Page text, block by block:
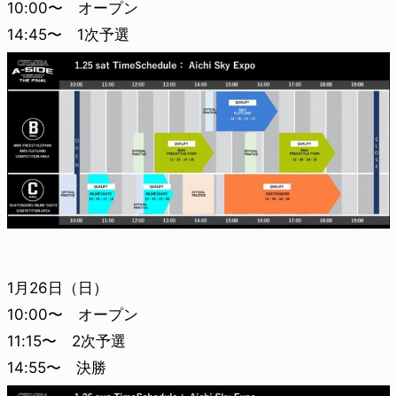
10:00〜 オープン
14:45〜 1次予選
1月26日（日）
10:00〜 オープン
11:15〜 2次予選
14:55〜 決勝